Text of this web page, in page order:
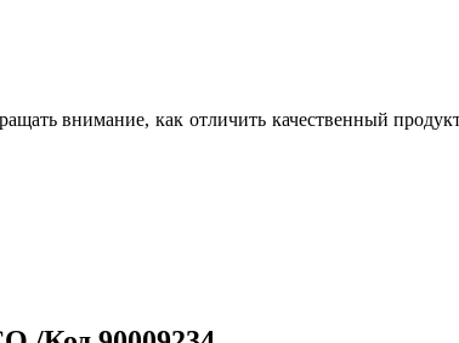
внимание, как отличить качественный